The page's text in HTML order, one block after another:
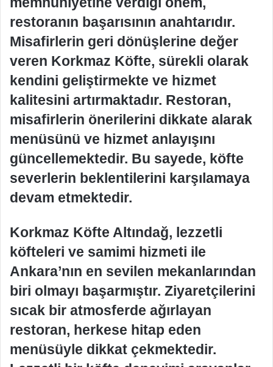
restoranın başarısının anahtarıdır.
Misafirlerin geri dönüşlerine değer
veren Korkmaz Köfte, sürekli olarak
kendini geliştirmekte ve hizmet
kalitesini artırmaktadır. Restoran,
misafirlerin önerilerini dikkate alarak
menüsünü ve hizmet anlayışını
güncellemektedir. Bu sayede, köfte
severlerin beklentilerini karşılamaya
devam etmektedir.
Korkmaz Köfte Altındağ, lezzetli
köfteleri ve samimi hizmeti ile
Ankara’nın en sevilen mekanlarından
biri olmayı başarmıştır. Ziyaretçilerini
sıcak bir atmosferde ağırlayan
restoran, herkese hitap eden
menüsüyle dikkat çekmektedir.